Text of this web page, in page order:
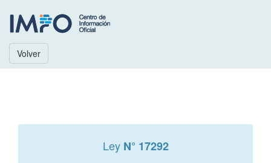
Volver
Ley N° 17292